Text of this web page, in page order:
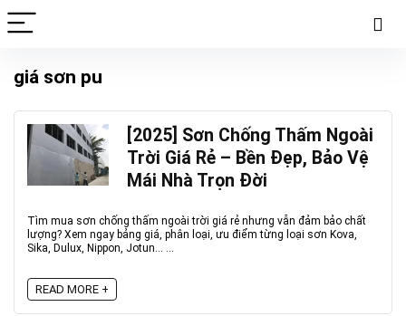
giá sơn pu
[2025] Sơn Chống Thấm Ngoài
Trời Giá Rẻ – Bền Đẹp, Bảo Vệ
Mái Nhà Trọn Đời
Tìm mua sơn chống thấm ngoài trời giá rẻ nhưng vẫn đảm bảo chất
lượng? Xem ngay bảng giá, phân loại, ưu điểm từng loại sơn Kova,
Sika, Dulux, Nippon, Jotun... ...
READ MORE +